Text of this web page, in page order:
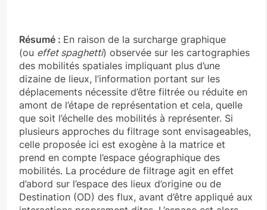
Résumé : En raison de la surcharge graphique
(ou effet spaghetti) observée sur les cartographies
des mobilités spatiales impliquant plus d’une
dizaine de lieux, l’information portant sur les
déplacements nécessite d’être filtrée ou réduite en
amont de l’étape de représentation et cela, quelle
que soit l’échelle des mobilités à représenter. Si
plusieurs approches du filtrage sont envisageables,
celle proposée ici est exogène à la matrice et
prend en compte l’espace géographique des
mobilités. La procédure de filtrage agit en effet
d’abord sur l’espace des lieux d’origine ou de
Destination (OD) des flux, avant d’être appliqué aux